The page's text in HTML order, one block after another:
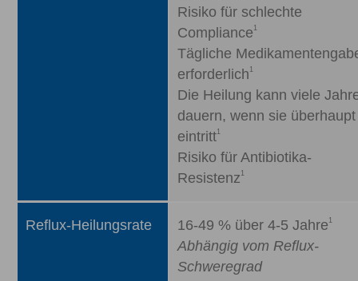
Risiko für schlechte
Compliance 1
Tägliche
erforderlich 1
Die Heilung kann viele
dauern, wenn sie überhaupt
eintritt1
Risiko für Antibiotika-
Resistenz 1
Reflux-Heilungsrate 16-49 % über 4-5 Jahre 1
Abhängig vom Reflux-
Schweregrad